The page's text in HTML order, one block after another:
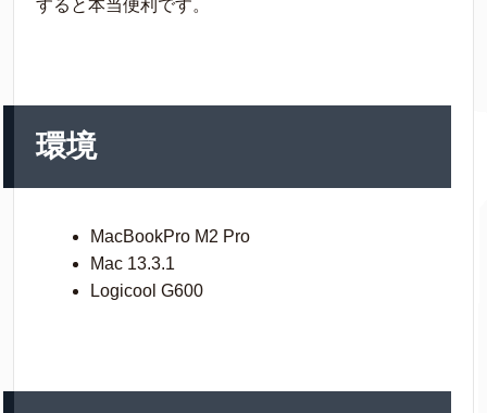
すると本当便利です。
環境
MacBookPro M2 Pro
Mac 13.3.1
Logicool G600